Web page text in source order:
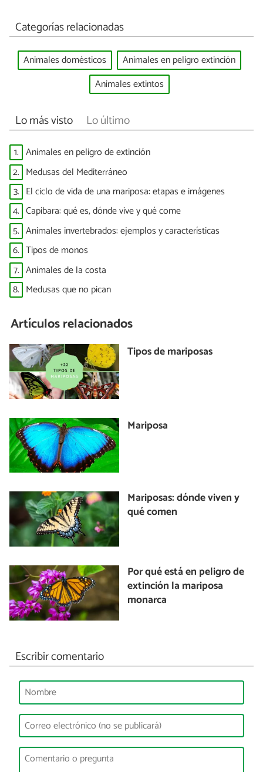
Categorías relacionadas
Animales domésticos
Animales en peligro extinción
Animales extintos
Lo más visto Lo último
1. Animales en peligro de extinción
2. Medusas del Mediterráneo
3. El ciclo de vida de una mariposa: etapas e imágenes
4. Capibara: qué es, dónde vive y qué come
5. Animales invertebrados: ejemplos y características
6. Tipos de monos
7. Animales de la costa
8. Medusas que no pican
Artículos relacionados
Tipos de mariposas
Mariposa
Mariposas: dónde viven y
qué comen
Por qué está en peligro de
extinción la mariposa
monarca
Escribir comentario